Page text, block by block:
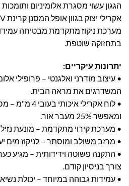
הגגון עשוי מסגרת אלומיניום
אקרילי יצוק בגוון אופל המסנן קרינת UV ומספק מעבר אור חלקי.
מערכת ניקוז מתקדמת מבטיחה
בתחזוקה שוטפת.
יתרונות עיקריים:
• עיצוב מודרני ואלגנטי – פרופילי
המשדרגים את מראה הבית.
ומאפשר 25% מעבר אור.
• מערכת קירוי מתקדמת – מונעת
• מרזב משולב ומוסתר – לניקוז מים
• התקנה פשוטה וידידותית – מגיע
צורך בניסיון קודם.